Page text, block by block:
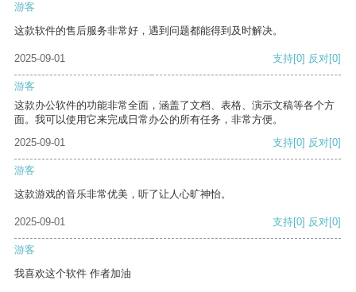
游客
这款软件的售后服务非常好，遇到问题都能得到及时解决。
2025-09-01 支持[0] 反对[0]
游客
这款办公软件的功能非常全面，涵盖了文档、表格、演示文稿等各个方
面。我可以使用它来完成日常办公的所有任务，非常方便。
2025-09-01
支持[0] 反对[0]
游客
这款游戏的音乐非常优美，听了让人心旷神怡。
2025-09-01 支持[0] 反对[0]
游客
我喜欢这个软件 作者加油